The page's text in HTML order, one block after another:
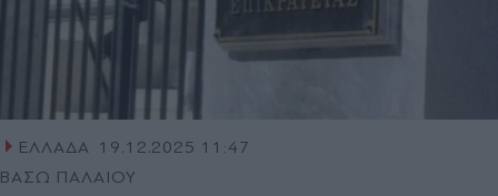
ΕΛΛΑΔΑ 19.12.2025 11:47
ΒΑΣΩ ΠΑΛΑΙΟΥ